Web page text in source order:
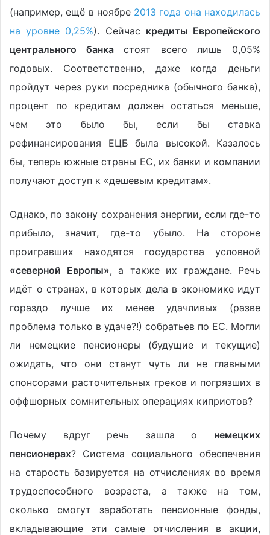
(например, ещё в ноябре 2013 года она находилась
на уровне 0,25%). Сейчас кредиты Европейского
центрального банкастоят всего лишь 0,05%
годовых. Соответственно, даже когда деньги
пройдут через руки посредника (обычного банка),
процент по кредитам должен остаться меньше,
чем это было бы, если бы ставка
рефинансирования ЕЦБ была высокой. Казалось
бы, теперь южные страны ЕС, их банки и компании
получают доступ к «дешевым кредитам».
Однако, по закону сохранения энергии, если где-то
прибыло, значит, где-то убыло. На стороне
проигравших находятся государства условной
«северной Европы», а также их граждане. Речь
идёт о странах, в которых дела в экономике идут
гораздо лучше их менее удачливых (разве
проблема только в удаче?!) собратьев по ЕС. Могли
ли немецкие пенсионеры (будущие и текущие)
ожидать, что они станут чуть ли не главными
спонсорами расточительных греков и погрязших в
оффшорных сомнительных операциях киприотов?
Почему вдруг речь зашла о немецких
пенсионерах? Система социального обеспечения
на старость базируется на отчислениях во время
трудоспособного возраста, а также на том,
сколько смогут заработать пенсионные фонды,
вкладывающие эти самые отчисления в акции,